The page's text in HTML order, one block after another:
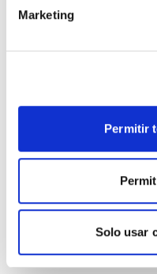
Marketing
Permitir
Solo usar